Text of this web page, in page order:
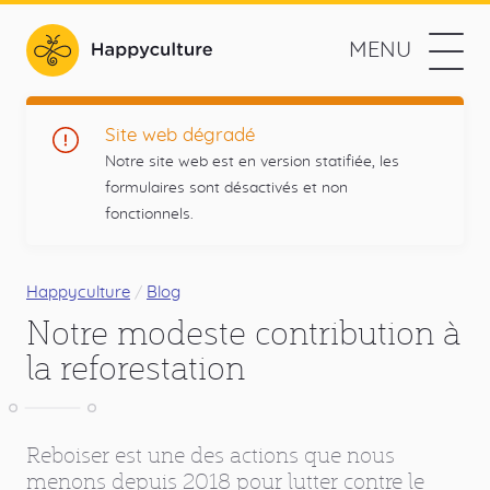
contenu
web
MENU
Navigation
principal
Méthodologie
Contact
Réseaux
sociaux
Site web dégradé
Notre site web est en version statifiée, les
formulaires sont désactivés et non
fonctionnels.
Fil
d'Ariane
Happyculture Blog
Notre modeste contribution à
la reforestation
Reboiser est une des actions que nous
menons depuis 2018 pour lutter contre le